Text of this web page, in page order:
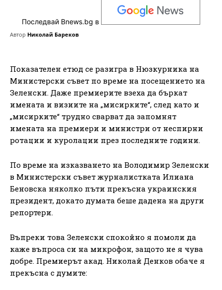
Последвай Bnews.bg в
Автор Николай Бареков
Показателен етюд се разигра в Нюзкурника на
Министерски съвет по време на посещението на
Зеленски. Даже премиерите взеха да бъркат
имената и визиите на „мисирките“, след като и
„мисирките“ трудно сварват да запомнят
имената на премиери и министри от неспирни
ротации и куролации през последните години.
По време на изказването на Володимир Зеленски
в Министерски съвет журналистката Илиана
Беновска няколко пъти прекъсна украинския
президент, докато думата беше дадена на други
репортери.
Въпреки това Зеленски спокойно я помоли да
каже въпроса си на микрофон, защото не я чува
добре. Премиерът акад. Николай Денков обаче я
прекъсна с думите: